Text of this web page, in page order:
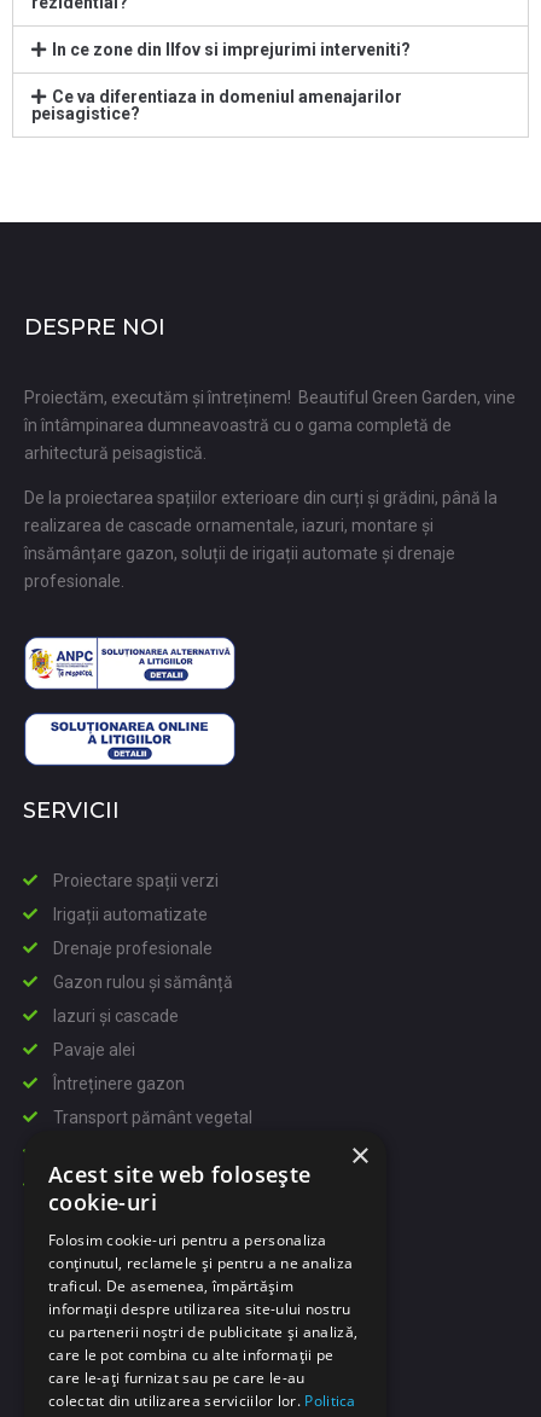
In ce zone din Ilfov si imprejurimi interveniti?
Ce va diferentiaza in domeniul amenajarilor
peisagistice?
DESPRE NOI
Proiectăm, executăm și întreținem! Beautiful Green Garden, vine
în întâmpinarea dumneavoastră cu o gama completă de
arhitectură peisagistică.
De la proiectarea spațiilor exterioare din curți și grădini, până la
realizarea de cascade ornamentale, iazuri, montare și
însămânțare gazon, soluții de irigații automate și drenaje
profesionale.
SERVICII
Proiectare spații verzi
Irigații automatizate
Drenaje profesionale
Gazon rulou și sămânță
Iazuri și cascade
Pavaje alei
Întreținere gazon
Transport pământ vegetal
Politica de confidentialitate
CONTACT
+40 767 839 996
Prelungirea Rupea 3, București
×
Acest site web folosește
cookie-uri
Folosim cookie-uri pentru a personaliza
conținutul, reclamele și pentru a ne analiza
traficul. De asemenea, împărtășim
informații despre utilizarea site-ului nostru
cu partenerii noștri de publicitate și analiză,
care le pot combina cu alte informații pe
care le-ați furnizat sau pe care le-au
colectat din utilizarea serviciilor lor. Politica